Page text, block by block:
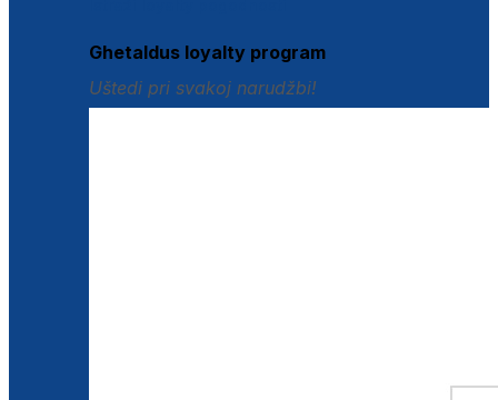
Ghetaldus loyalty program
Uštedi pri svakoj narudžbi!